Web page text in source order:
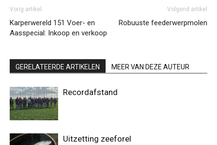
Vorig artikel
Karperwereld 151 Voer- en
Aasspecial: Inkoop en verkoop
Volgend artikel
Robuuste feederwerpmolen
GERELATEERDE ARTIKELEN MEER VAN DEZE AUTEUR
Recordafstand
Uitzetting zeeforel